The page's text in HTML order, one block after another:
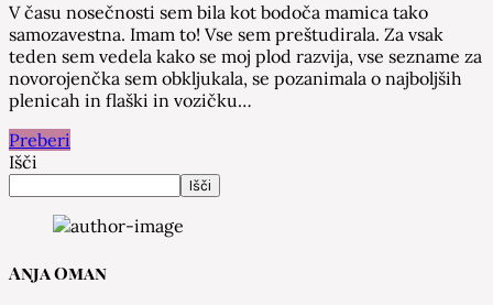
V času nosečnosti sem bila kot bodoča mamica tako
samozavestna. Imam to! Vse sem preštudirala. Za vsak
teden sem vedela kako se moj plod razvija, vse sezname za
novorojenčka sem obkljukala, se pozanimala o najboljših
plenicah in flaški in vozičku…
Preberi
Išči
Išči
Anja Oman